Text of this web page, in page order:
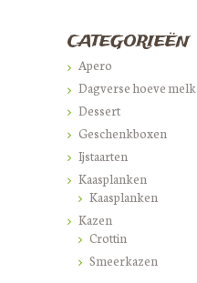
CATEGORIEËN
Apero
Dagverse hoeve melk
Dessert
Geschenkboxen
Ijstaarten
Kaasplanken
Kaasplanken
Kazen
Crottin
Smeerkazen